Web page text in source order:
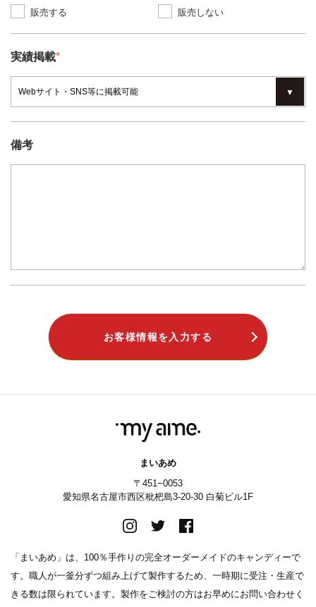
販売する 販売しない
実績掲載*
備考
お客様情報を入力する
まいあめ
〒451−0053
愛知県名古屋市西区枇杷島3-20-30 白菊ビル1F
「まいあめ」は、100％手作りの完全オーダーメイドのキャンディーで
す。職人が一釜分ずつ組み上げて製作するため、一時期に受注・生産で
きる数は限られています。製作をご検討の方はお早めにお問い合わせく